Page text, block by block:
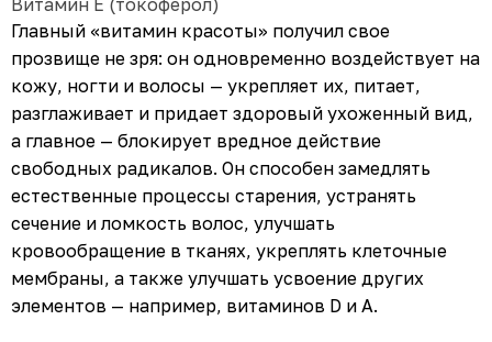
Витамин Е (токоферол)
Главный «витамин красоты» получил свое
прозвище не зря: он одновременно воздействует на
кожу, ногти и волосы — укрепляет их, питает,
разглаживает и придает здоровый ухоженный вид,
а главное — блокирует вредное действие
свободных радикалов. Он способен замедлять
естественные процессы старения, устранять
сечение и ломкость волос, улучшать
кровообращение в тканях, укреплять клеточные
мембраны, а также улучшать усвоение других
элементов — например, витаминов D и А.